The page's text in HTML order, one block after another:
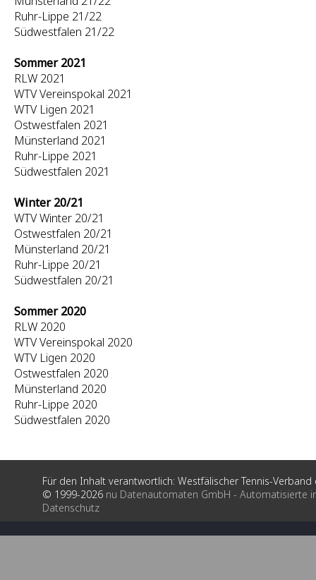
Ruhr-Lippe 21/22
Südwestfalen 21/22
Sommer 2021
RLW 2021
WTV Vereinspokal 2021
WTV Ligen 2021
Ostwestfalen 2021
Münsterland 2021
Ruhr-Lippe 2021
Südwestfalen 2021
Winter 20/21
WTV Winter 20/21
Ostwestfalen 20/21
Münsterland 20/21
Ruhr-Lippe 20/21
Südwestfalen 20/21
Sommer 2020
RLW 2020
WTV Vereinspokal 2020
WTV Ligen 2020
Ostwestfalen 2020
Münsterland 2020
Ruhr-Lippe 2020
Südwestfalen 2020
Für den Inhalt verantwortlich: Westfälischer Tennis-Verband
© 1999-2026 nu Datenautomaten GmbH - Automatisierte
Datenschutz